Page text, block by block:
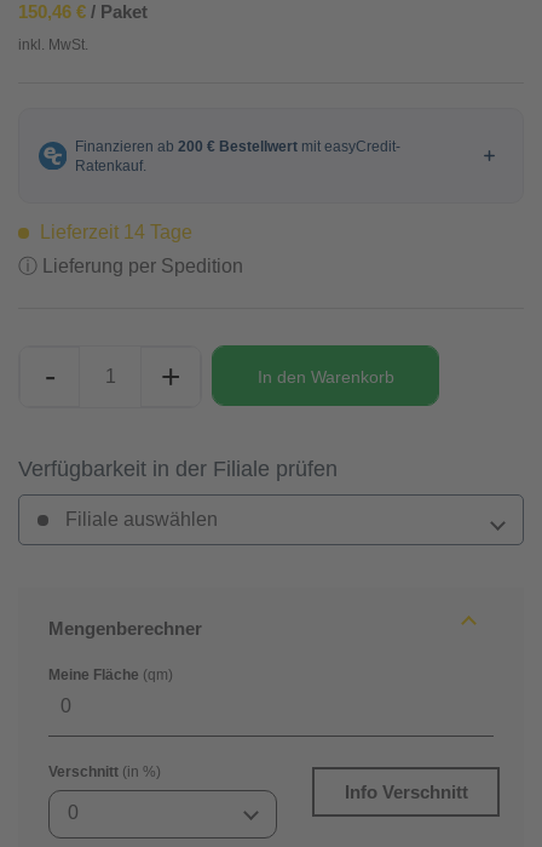
150,46 € / Paket
inkl. MwSt.
Lieferzeit 14 Tage
ⓘ Lieferung per Spedition
- + In den Warenkorb
Verfügbarkeit in der Filiale prüfen
Filiale auswählen
Mengenberechner
Meine Fläche (qm)
Verschnitt (in %)
0
Info Verschnitt